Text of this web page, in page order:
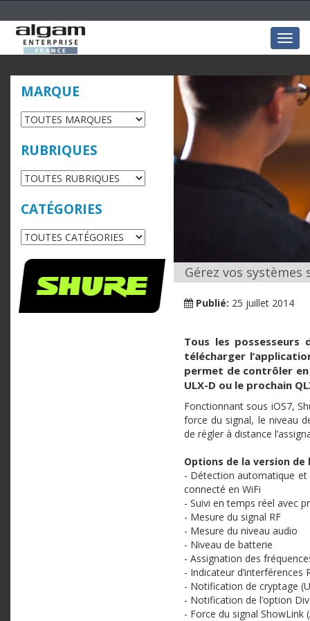
MARQUE
RUBRIQUES
CATÉGORIES
Gérez vos systèmes
Publié: 25 juillet 2014
Tous les
télécharger
permet de contrôler
ULX-D ou le prochain
Fonctionnant sous iOS7,
force du signal, le niveau
de régler à distance
Options de la version
- Détection automatique et
connecté en WiFi
- Suivi en temps réel avec
- Mesure du signal RF
- Mesure du niveau audio
- Niveau de batterie
- Assignation des
- Indicateur d’interférences
- Notification de cryptage
- Notification de l’option
- Force du signal ShowLink